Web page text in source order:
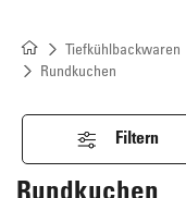
Tiefkühlbackwaren
Rundkuchen
Filtern
Rundkuchen